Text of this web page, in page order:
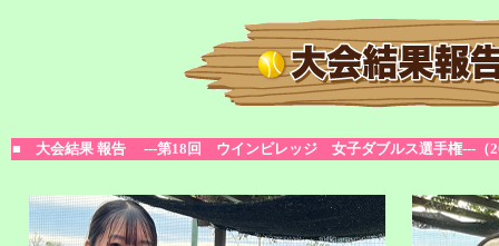
■ 大会結果 報告 ---第18回 ウインビレッジ 女子ダブルス選手権---（